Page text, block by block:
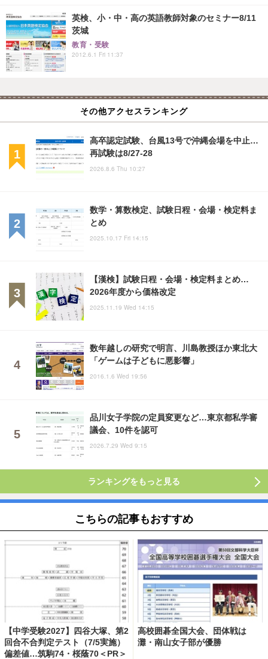
英検、小・中・高の英語教師対象のセミナー8/11
茨城
教育・受験
2012.6.1 Fri 11:37
その他アクセスランキング
高卒認定試験、台風13号で沖縄会場を中止…
再試験は8/27-28
2026.8.6 Thu 10:27
数学・算数検定、試験日程・会場・検定料ま
とめ
2025.10.17 Fri 14:15
【漢検】試験日程・会場・検定料まとめ…
2026年度から価格改定
2025.11.19 Wed 14:15
数年越しの研究で明言、川島教授ほか東北大
「ゲームは子どもに悪影響」
2016.1.6 Wed 19:56
品川女子学院の定員変更など…東京都私学審
議会、10件を認可
2026.7.29 Wed 9:15
ランキングをもっと見る
こちらの記事もおすすめ
【中学受験2027】四谷大塚、第2
回合不合判定テスト（7/5実施）
偏差値…筑駒74・桜蔭70＜PR＞
高校囲碁全国大会、団体戦は
灘・南山女子部が優勝